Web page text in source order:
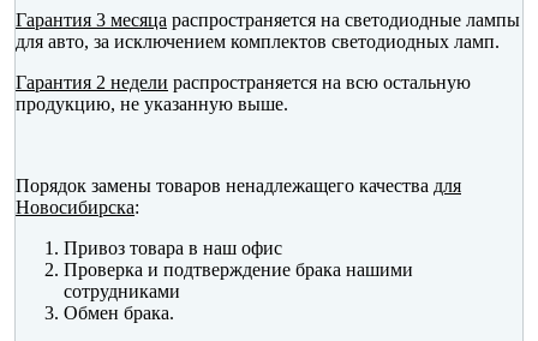
Гарантия 3 месяца распространяется на светодиодные лампы
для авто, за исключением комплектов светодиодных ламп.
Гарантия 2 недели распространяется на всю остальную
продукцию, не указанную выше.
Порядок замены товаров ненадлежащего качества для
Новосибирска:
Привоз товара в наш офис
Проверка и подтверждение брака нашими
сотрудниками
Обмен брака.